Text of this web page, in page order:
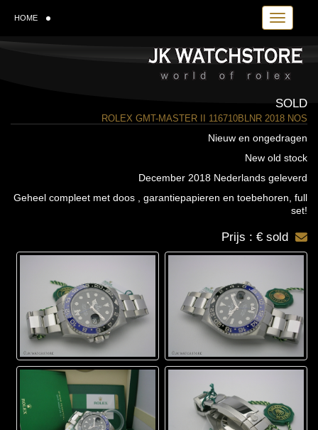
Toggle
HOME
SOLD
ROLEX GMT-MASTER II 116710BLNR 2018 NOS
Nieuw en ongedragen
New old stock
December 2018 Nederlands geleverd
Geheel compleet met doos , garantiepapieren en toebehoren, full
set!
Prijs : € sold